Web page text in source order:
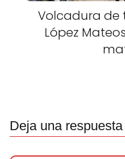
Volcadura de
López
Deja una respuesta